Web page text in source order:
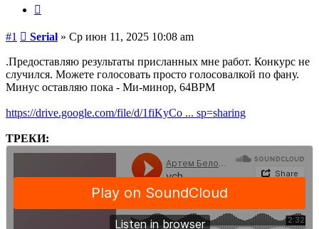
#1 Сообщение
Serial » Ср июн 11, 2025 10:08 am
.Предоставляю результаты присланных мне работ. Конкурс не
случился. Можете голосовать просто голосовалкой по фану.
Минус оставляю пока - Ми-минор, 64BPM
https://drive.google.com/file/d/1fiKyCo ... sp=sharing
ТРЕКИ: